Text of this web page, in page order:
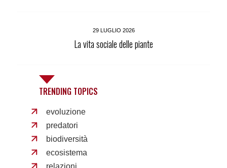
29 LUGLIO 2026
La vita sociale delle piante
TRENDING TOPICS
evoluzione
predatori
biodiversità
ecosistema
relazioni